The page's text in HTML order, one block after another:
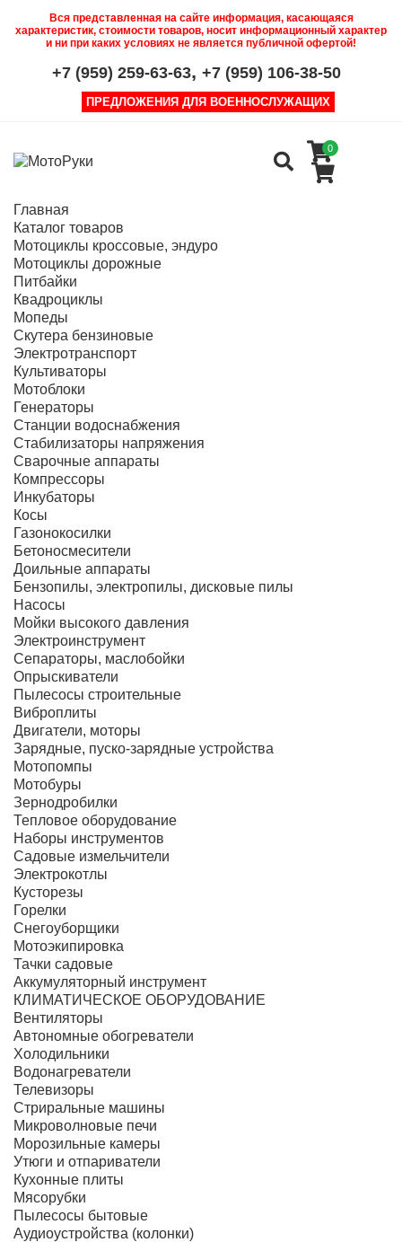
Вся представленная на сайте информация, касающаяся
характеристик, стоимости товаров, носит информационный характер
и ни при каких условиях не является публичной офертой!
+7 (959) 259-63-63, +7 (959) 106-38-50
ПРЕДЛОЖЕНИЯ ДЛЯ ВОЕННОСЛУЖАЩИХ
0
Главная
Каталог товаров
Мотоциклы кроссовые, эндуро
Мотоциклы дорожные
Питбайки
Квадроциклы
Мопеды
Скутера бензиновые
Электротранспорт
Культиваторы
Мотоблоки
Генераторы
Станции водоснабжения
Стабилизаторы напряжения
Сварочные аппараты
Компрессоры
Инкубаторы
Косы
Газонокосилки
Бетоносмесители
Доильные аппараты
Бензопилы, электропилы, дисковые пилы
Насосы
Мойки высокого давления
Электроинструмент
Сепараторы, маслобойки
Опрыскиватели
Пылесосы строительные
Виброплиты
Двигатели, моторы
Зарядные, пуско-зарядные устройства
Мотопомпы
Мотобуры
Зернодробилки
Тепловое оборудование
Наборы инструментов
Садовые измельчители
Электрокотлы
Кусторезы
Горелки
Снегоуборщики
Мотоэкипировка
Тачки садовые
Аккумуляторный инструмент
КЛИМАТИЧЕСКОЕ ОБОРУДОВАНИЕ
Вентиляторы
Автономные обогреватели
Холодильники
Водонагреватели
Телевизоры
Стриральные машины
Микроволновые печи
Морозильные камеры
Утюги и отпариватели
Кухонные плиты
Мясорубки
Пылесосы бытовые
Аудиоустройства (колонки)